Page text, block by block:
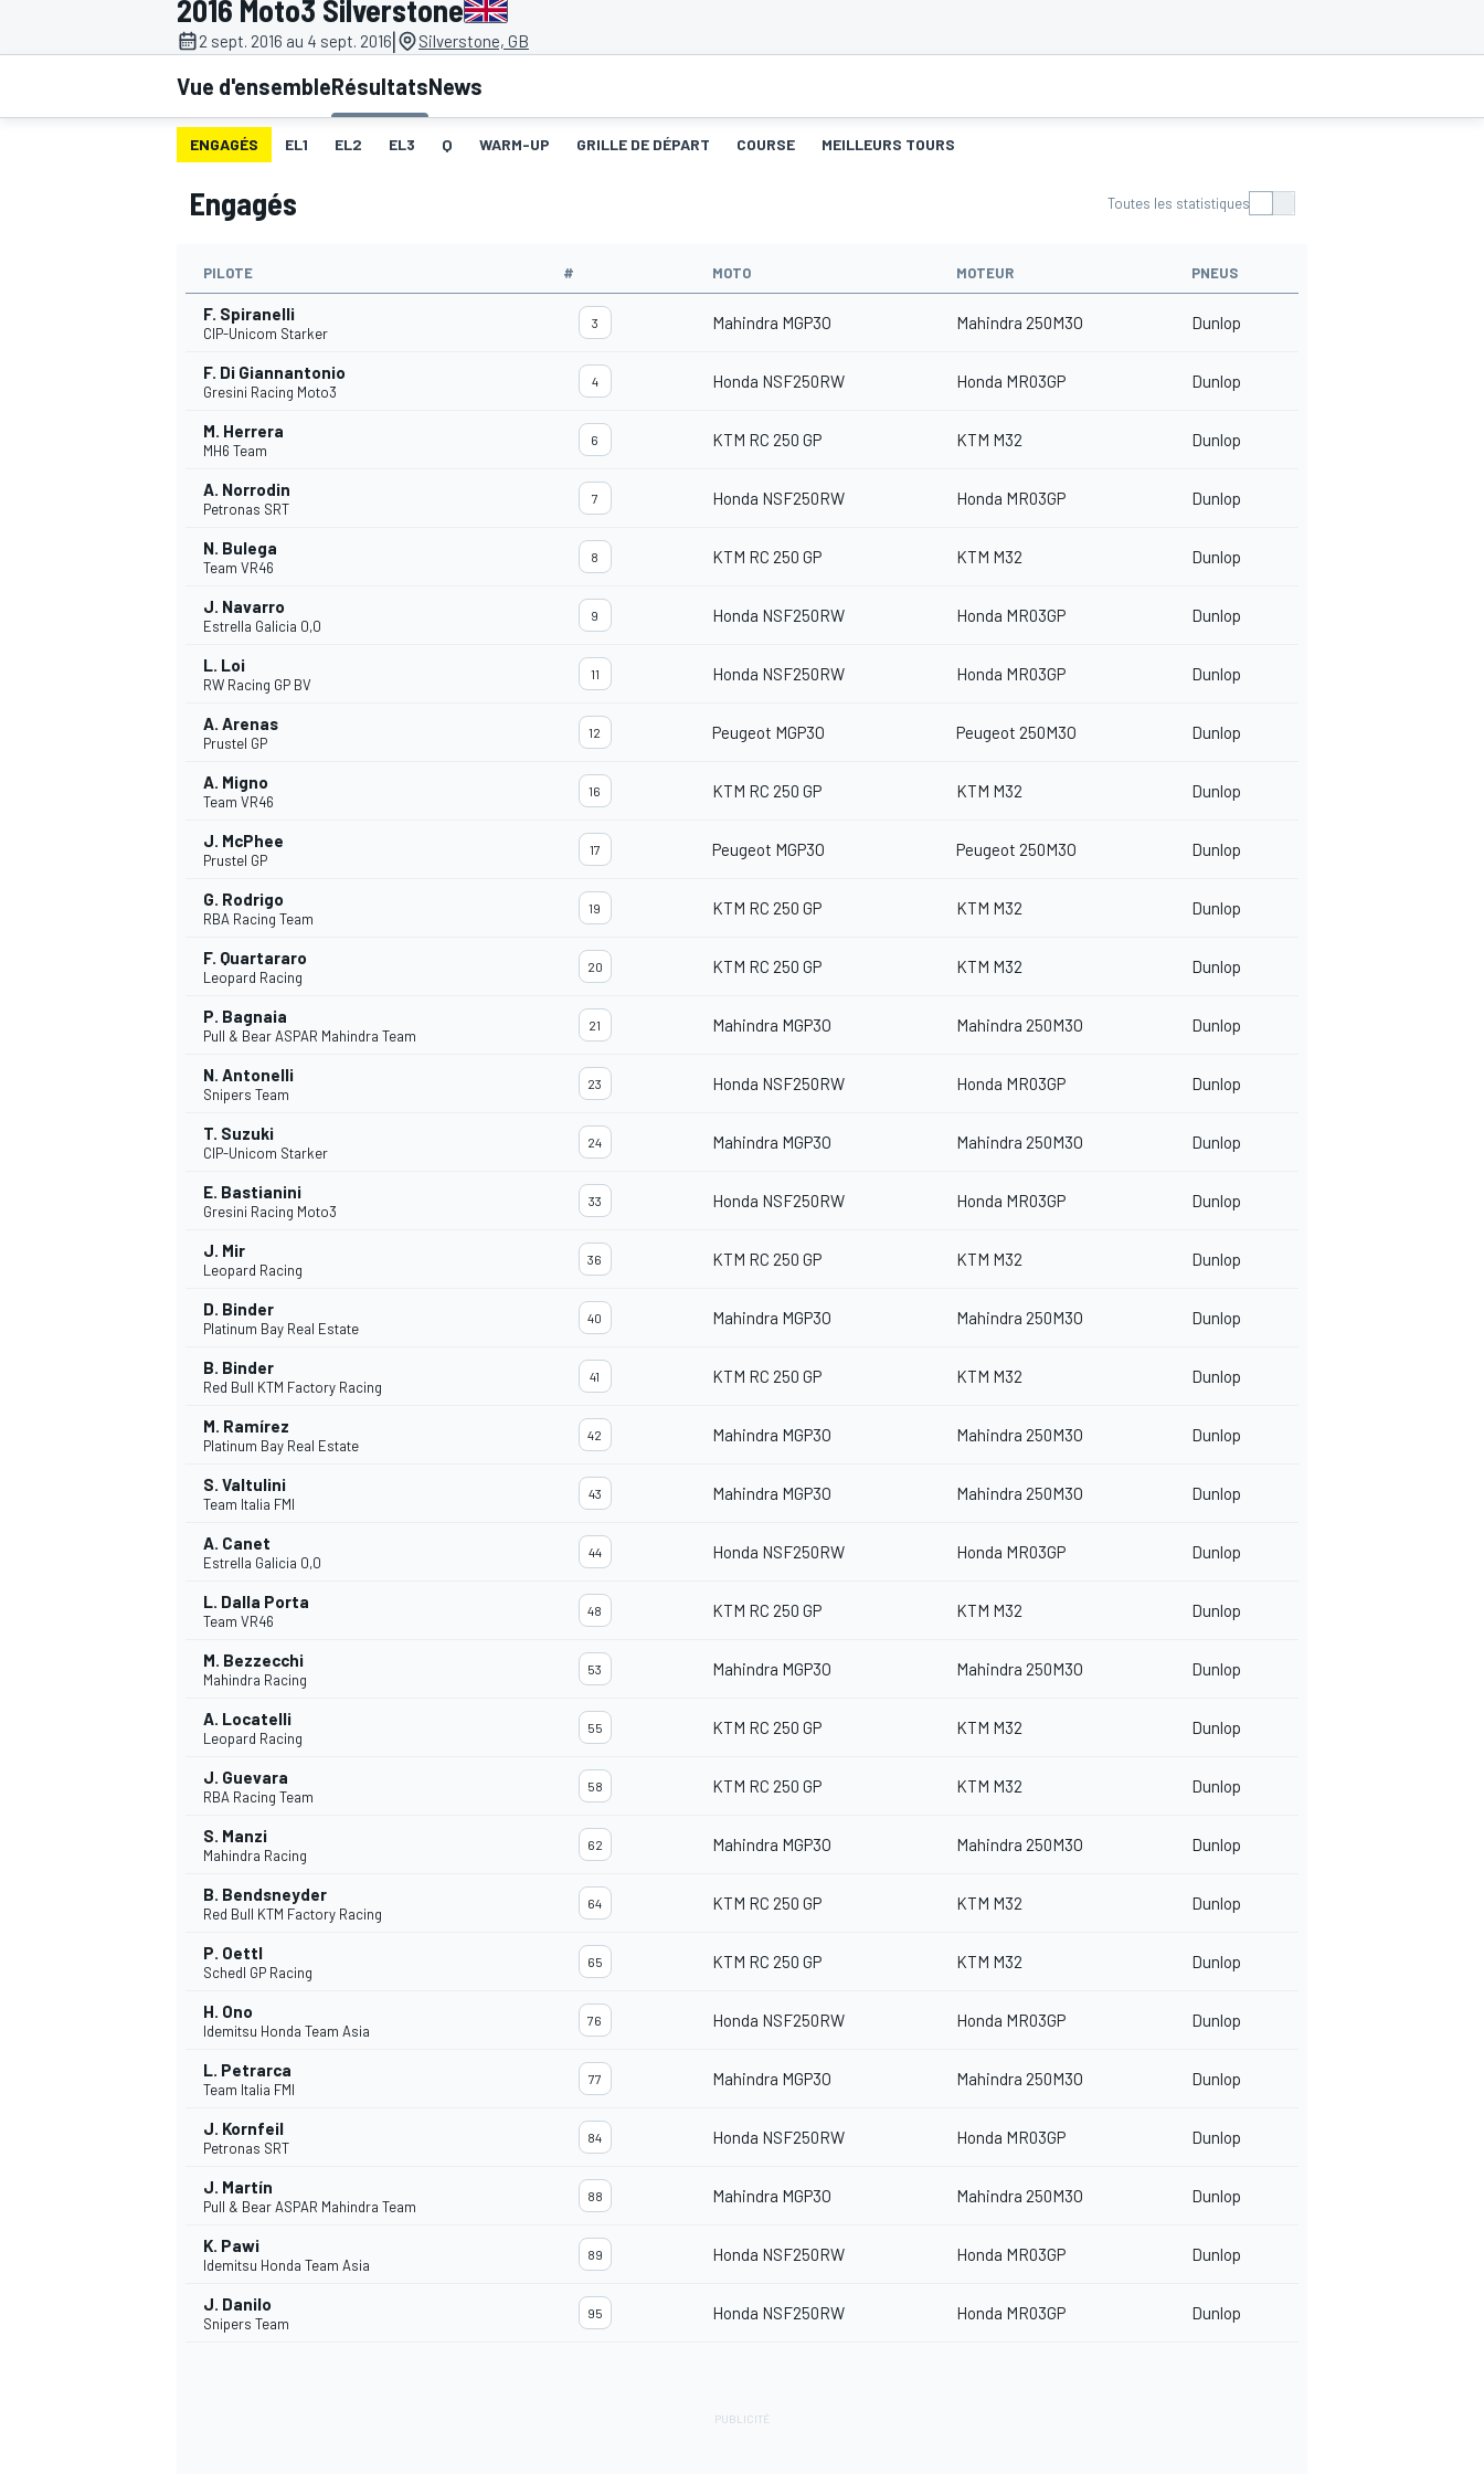
WRC
WEC
2016 Moto3 Silverstone
2 sept. 2016 au 4 sept. 2016| Silverstone, GB
Vue d'ensembleRésultatsNews
ENGAGÉS EL1 EL2 EL3 Q WARM-UP GRILLE DE DÉPART COURSE MEILLEURS TOURS
Engagés Toutes les statistiques
PILOTE # MOTO MOTEUR PNEUS
F. Spiranelli
CIP-Unicom Starker
3 Mahindra MGP3O Mahindra 250M3O Dunlop
F. Di Giannantonio
Gresini Racing Moto3
4 Honda NSF250RW Honda MR03GP Dunlop
M. Herrera
MH6 Team
6 KTM RC 250 GP KTM M32 Dunlop
A. Norrodin
Petronas SRT
7 Honda NSF250RW Honda MR03GP Dunlop
N. Bulega
Team VR46
8 KTM RC 250 GP KTM M32 Dunlop
J. Navarro
Estrella Galicia 0,0
9 Honda NSF250RW Honda MR03GP Dunlop
L. Loi
RW Racing GP BV
11 Honda NSF250RW Honda MR03GP Dunlop
A. Arenas
Prustel GP
12 Peugeot MGP3O Peugeot 250M3O Dunlop
A. Migno
Team VR46
16 KTM RC 250 GP KTM M32 Dunlop
J. McPhee
Prustel GP
17 Peugeot MGP3O Peugeot 250M3O Dunlop
G. Rodrigo
RBA Racing Team
19 KTM RC 250 GP KTM M32 Dunlop
F. Quartararo
Leopard Racing
20 KTM RC 250 GP KTM M32 Dunlop
P. Bagnaia
Pull & Bear ASPAR Mahindra Team
21 Mahindra MGP3O Mahindra 250M3O Dunlop
N. Antonelli
Snipers Team
23 Honda NSF250RW Honda MR03GP Dunlop
T. Suzuki
CIP-Unicom Starker
24 Mahindra MGP3O Mahindra 250M3O Dunlop
E. Bastianini
Gresini Racing Moto3
33 Honda NSF250RW Honda MR03GP Dunlop
J. Mir
Leopard Racing
36 KTM RC 250 GP KTM M32 Dunlop
D. Binder
Platinum Bay Real Estate
40 Mahindra MGP3O Mahindra 250M3O Dunlop
B. Binder
Red Bull KTM Factory Racing
41 KTM RC 250 GP KTM M32 Dunlop
M. Ramírez
Platinum Bay Real Estate
42 Mahindra MGP3O Mahindra 250M3O Dunlop
S. Valtulini
Team Italia FMI
43 Mahindra MGP3O Mahindra 250M3O Dunlop
A. Canet
Estrella Galicia 0,0
44 Honda NSF250RW Honda MR03GP Dunlop
L. Dalla Porta
Team VR46
48 KTM RC 250 GP KTM M32 Dunlop
M. Bezzecchi
Mahindra Racing
53 Mahindra MGP3O Mahindra 250M3O Dunlop
A. Locatelli
Leopard Racing
55 KTM RC 250 GP KTM M32 Dunlop
J. Guevara
RBA Racing Team
58 KTM RC 250 GP KTM M32 Dunlop
S. Manzi
Mahindra Racing
62 Mahindra MGP3O Mahindra 250M3O Dunlop
B. Bendsneyder
Red Bull KTM Factory Racing
64 KTM RC 250 GP KTM M32 Dunlop
P. Oettl
Schedl GP Racing
65 KTM RC 250 GP KTM M32 Dunlop
H. Ono
Idemitsu Honda Team Asia
76 Honda NSF250RW Honda MR03GP Dunlop
L. Petrarca
Team Italia FMI
77 Mahindra MGP3O Mahindra 250M3O Dunlop
J. Kornfeil
Petronas SRT
84 Honda NSF250RW Honda MR03GP Dunlop
J. Martín
Pull & Bear ASPAR Mahindra Team
88 Mahindra MGP3O Mahindra 250M3O Dunlop
K. Pawi
Idemitsu Honda Team Asia
89 Honda NSF250RW Honda MR03GP Dunlop
J. Danilo
Snipers Team
95 Honda NSF250RW Honda MR03GP Dunlop